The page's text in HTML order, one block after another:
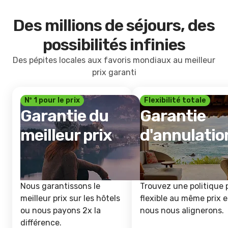
Des millions de séjours, des
possibilités infinies
Des pépites locales aux favoris mondiaux au meilleur
prix garanti
Nº 1 pour le prix
Garantie du
meilleur prix
Nous garantissons le
meilleur prix sur les hôtels
ou nous payons 2x la
différence.
Flexibilité totale
Garantie
Trouvez une politique
flexible au même prix
nous nous alignerons.